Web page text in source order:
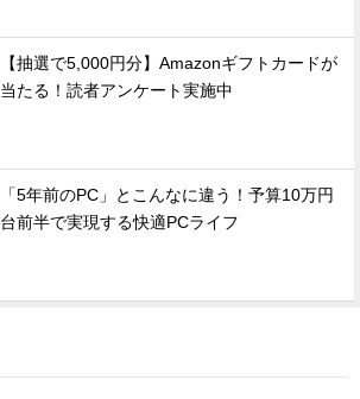
【抽選で5,000円分】Amazonギフトカードが
当たる！読者アンケート実施中
「5年前のPC」とこんなに違う！予算10万円
台前半で実現する快適PCライフ